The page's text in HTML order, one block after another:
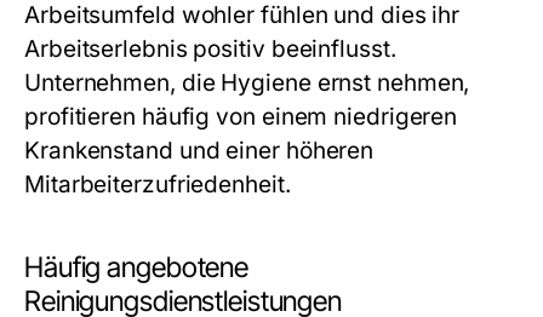
Arbeitsumfeld wohler fühlen und dies ihr
Arbeitserlebnis positiv beeinflusst.
Unternehmen, die Hygiene ernst nehmen,
profitieren häufig von einem niedrigeren
Krankenstand und einer höheren
Mitarbeiterzufriedenheit.
Häufig angebotene
Reinigungsdienstleistungen